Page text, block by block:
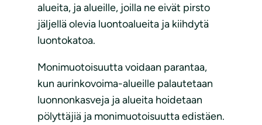
alueita, ja alueille, joilla ne eivät pirsto
jäljellä olevia luontoalueita ja kiihdytä
luontokatoa.
Monimuotoisuutta voidaan parantaa,
kun aurinkovoima-alueille palautetaan
luonnonkasveja ja alueita hoidetaan
pölyttäjiä ja monimuotoisuutta edistäen.